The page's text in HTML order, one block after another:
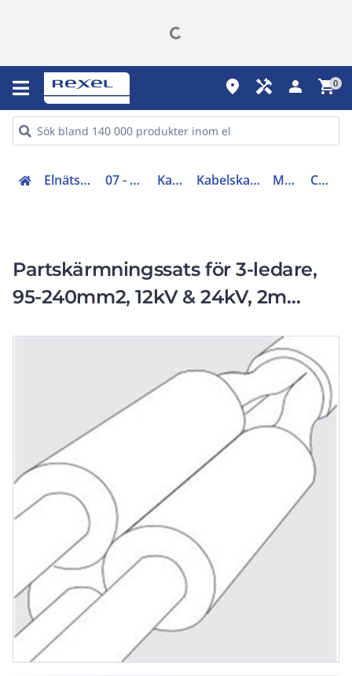
place handyman person shopping_cart0
Elnätsmateriel (06-09) 07 - Kabeltillbehör Kabelskarvar Kabelskarv mellanspänning Modulsatser CX8175-010
Partskärmningssats för 3-ledare,
95-240mm2, 12kV & 24kV, 2m